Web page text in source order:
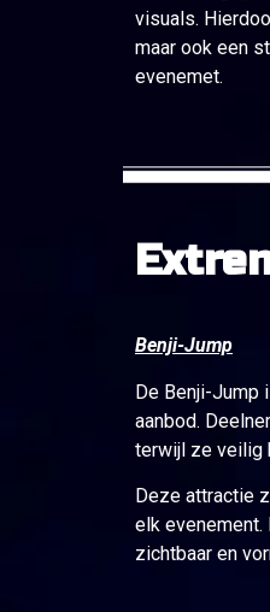
visuals.
maar ook een
evenemet.
Benji-Jump
De Benji-Jump
aanbod.
terwijl ze veilig
Deze attractie
elk evenement.
zichtbaar en